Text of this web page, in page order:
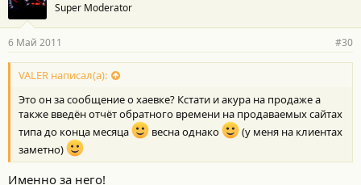
Super Moderator
6 Май 2011 #30
VALER написал(а):
Это он за сообщение о хаевке? Кстати и акура на продаже а
также введён отчёт обратного времени на продаваемых сайтах
типа до конца месяца
весна однако
(у меня на клиентах
заметно)
Именно за него!